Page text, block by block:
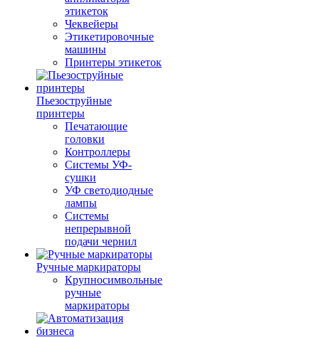
этикеток
Чеквейеры
Этикетировочные
машины
Принтеры этикеток
Пьезоструйные
принтеры
Печатающие
головки
Контроллеры
Системы УФ-
сушки
УФ светодиодные
лампы
Системы
непрерывной
подачи чернил
Ручные маркираторы
Крупносимвольные
ручные
маркираторы